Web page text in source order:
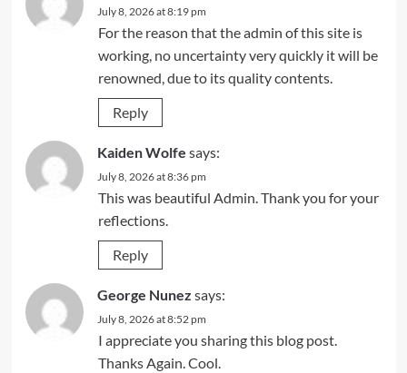
July 8, 2026 at 8:19 pm
For the reason that the admin of this site is
working, no uncertainty very quickly it will be
renowned, due to its quality contents.
Reply
Kaiden Wolfe says:
July 8, 2026 at 8:36 pm
This was beautiful Admin. Thank you for your
reflections.
Reply
George Nunez says:
July 8, 2026 at 8:52 pm
I appreciate you sharing this blog post.
Thanks Again. Cool.